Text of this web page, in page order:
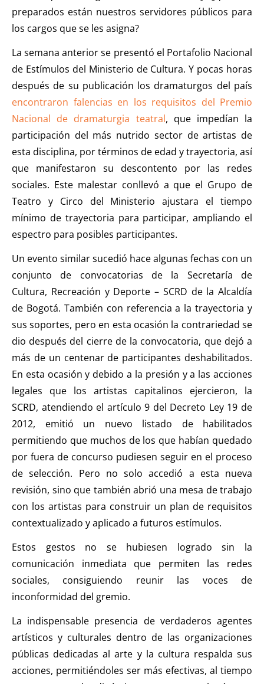
preparados están nuestros servidores públicos para
los cargos que se les asigna?
La semana anterior se presentó el Portafolio Nacional
de Estímulos del Ministerio de Cultura. Y pocas horas
después de su publicación los dramaturgos del país
encontraron falencias en los requisitos del Premio
Nacional de dramaturgia teatral, que impedían la
participación del más nutrido sector de artistas de
esta disciplina, por términos de edad y trayectoria, así
que manifestaron su descontento por las redes
sociales. Este malestar conllevó a que el Grupo de
Teatro y Circo del Ministerio ajustara el tiempo
mínimo de trayectoria para participar, ampliando el
espectro para posibles participantes.
Un evento similar sucedió hace algunas fechas con un
conjunto de convocatorias de la Secretaría de
Cultura, Recreación y Deporte – SCRD de la Alcaldía
de Bogotá. También con referencia a la trayectoria y
sus soportes, pero en esta ocasión la contrariedad se
dio después del cierre de la convocatoria, que dejó a
más de un centenar de participantes deshabilitados.
En esta ocasión y debido a la presión y a las acciones
legales que los artistas capitalinos ejercieron, la
SCRD, atendiendo el artículo 9 del Decreto Ley 19 de
2012, emitió un nuevo listado de habilitados
permitiendo que muchos de los que habían quedado
por fuera de concurso pudiesen seguir en el proceso
de selección. Pero no solo accedió a esta nueva
revisión, sino que también abrió una mesa de trabajo
con los artistas para construir un plan de requisitos
contextualizado y aplicado a futuros estímulos.
Estos gestos no se hubiesen logrado sin la
comunicación inmediata que permiten las redes
sociales, consiguiendo reunir las voces de
inconformidad del gremio.
La indispensable presencia de verdaderos agentes
artísticos y culturales dentro de las organizaciones
públicas dedicadas al arte y la cultura respalda sus
acciones, permitiéndoles ser más efectivas, al tiempo